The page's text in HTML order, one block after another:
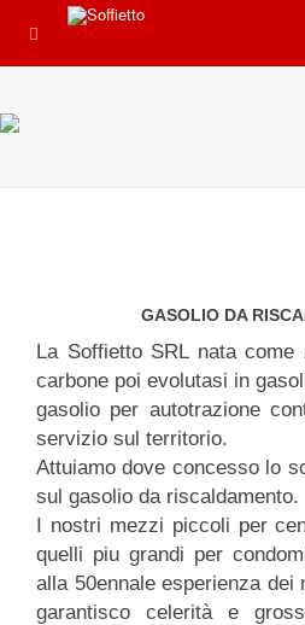
GASOLIO DA
La Soffietto SRL nata
carbone poi evolutasi in
gasolio per autotrazione
servizio sul territorio.
Attuiamo dove concesso lo
sul gasolio da riscaldamento.
I nostri mezzi piccoli per
quelli piu grandi per
alla 50ennale esperienza
garantisco celerità e